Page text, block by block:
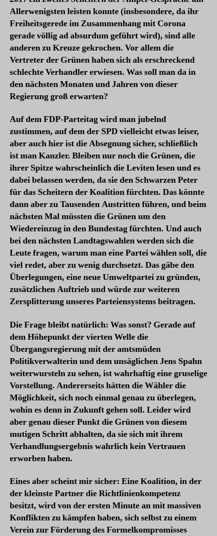
Allerwenigsten leisten konnte (insbesondere, da ihr
Freiheitsgerede im Zusammenhang mit Corona
gerade völlig ad absurdum geführt wird), sind alle
anderen zu Kreuze gekrochen. Vor allem die
Vertreter der Grünen haben sich als erschreckend
schlechte Verhandler erwiesen. Was soll man da in
den nächsten Monaten und Jahren von dieser
Regierung groß erwarten?
Auf dem FDP-Parteitag wird man jubelnd
zustimmen, auf dem der SPD vielleicht etwas leiser,
aber auch hier ist die Absegnung sicher, schließlich
ist man Kanzler. Bleiben nur noch die Grünen, die
ihrer Spitze wahrscheinlich die Leviten lesen und es
dabei belassen werden, da sie den Schwarzen Peter
für das Scheitern der Koalition fürchten. Das könnte
dann aber zu Tausenden Austritten führen, und beim
nächsten Mal müssten die Grünen um den
Wiedereinzug in den Bundestag fürchten. Und auch
bei den nächsten Landtagswahlen werden sich die
Leute fragen, warum man eine Partei wählen soll, die
viel redet, aber zu wenig durchsetzt. Das gäbe den
Überlegungen, eine neue Umweltpartei zu gründen,
zusätzlichen Auftrieb und würde zur weiteren
Zersplitterung unseres Parteiensystems beitragen.
Die Frage bleibt natürlich: Was sonst? Gerade auf
dem Höhepunkt der vierten Welle die
Übergangsregierung mit der amtsmüden
Politikverwalterin und dem unsäglichen Jens Spahn
weiterwursteln zu sehen, ist wahrhaftig eine gruselige
Vorstellung. Andererseits hätten die Wähler die
Möglichkeit, sich noch einmal genau zu überlegen,
wohin es denn in Zukunft gehen soll. Leider wird
aber genau dieser Punkt die Grünen von diesem
mutigen Schritt abhalten, da sie sich mit ihrem
Verhandlungsergebnis wahrlich kein Vertrauen
erworben haben.
Eines aber scheint mir sicher: Eine Koalition, in der
der kleinste Partner die Richtlinienkompetenz
besitzt, wird von der ersten Minute an mit massiven
Konflikten zu kämpfen haben, sich selbst zu einem
Verein zur Förderung des Formelkompromisses